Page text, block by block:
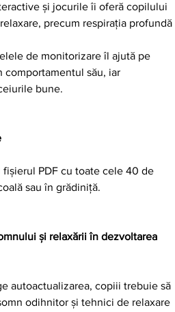
și jocurile îi oferă copilului
precum respirația profundă
de monitorizare îl ajută pe
comportamentul său, iar
bune.
PDF cu toate cele 40 de
sau în grădiniță.
și relaxării în dezvoltarea
autoactualizarea, copiii trebuie să
odihnitor și tehnici de relaxare